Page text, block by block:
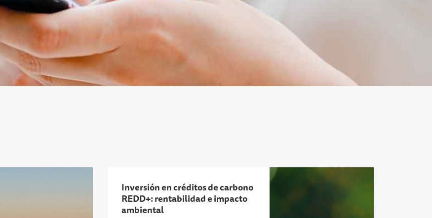
Inversión en créditos de carbono
REDD+: rentabilidad e impacto
ambiental